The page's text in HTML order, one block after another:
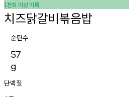
1천회 이상기록
치즈닭갈비볶음밥
순탄수
57
g
단백질